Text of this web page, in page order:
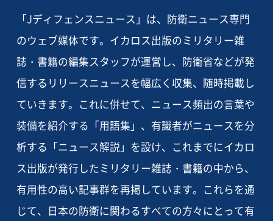
「Jディフェンスニュース」は、防衛ニュース専門
のウェブ媒体です。イカロス出版のミリタリー雑
誌・書籍の編集スタッフが運営し、防衛省などが発
信するリリースニュースを幅広く収集、随時掲載し
ていきます。これに併せて、ニュース頻出の言葉や
装備を紹介する「用語集」、有識者がニュースを分
析する「ニュース解説」を設け、これまでにイカロ
ス出版が発行したミリタリー雑誌・書籍の中から、
有用性の高い記事群を再掲しています。これらを通
じて、日本の防衛に関わるすべての方々にとって有